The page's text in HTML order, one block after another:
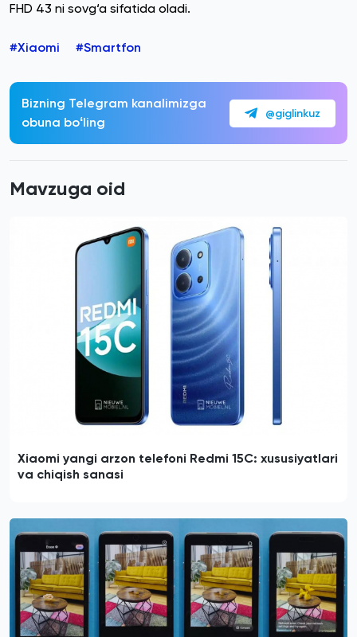
FHD 43 ni sovg‘a sifatida oladi.
#Xiaomi #Smartfon
Bizning Telegram kanalimizga
obuna boʻling
@giglinkuz
Mavzuga oid
Xiaomi yangi arzon telefoni Redmi 15C: xususiyatlari
va chiqish sanasi